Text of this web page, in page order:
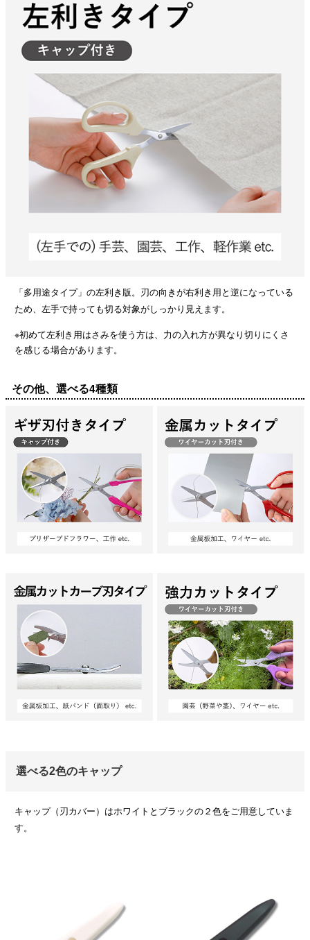
「多用途タイプ」の左利き版。刃の向きが右利き用と逆になっている
ため、左手で持っても切る対象がしっかり見えます。
※初めて左利き用はさみを使う方は、力の入れ方が異なり切りにくさ
を感じる場合があります。
その他、選べる4種類
選べる2色のキャップ
キャップ（刃カバー）はホワイトとブラックの２色をご用意していま
す。